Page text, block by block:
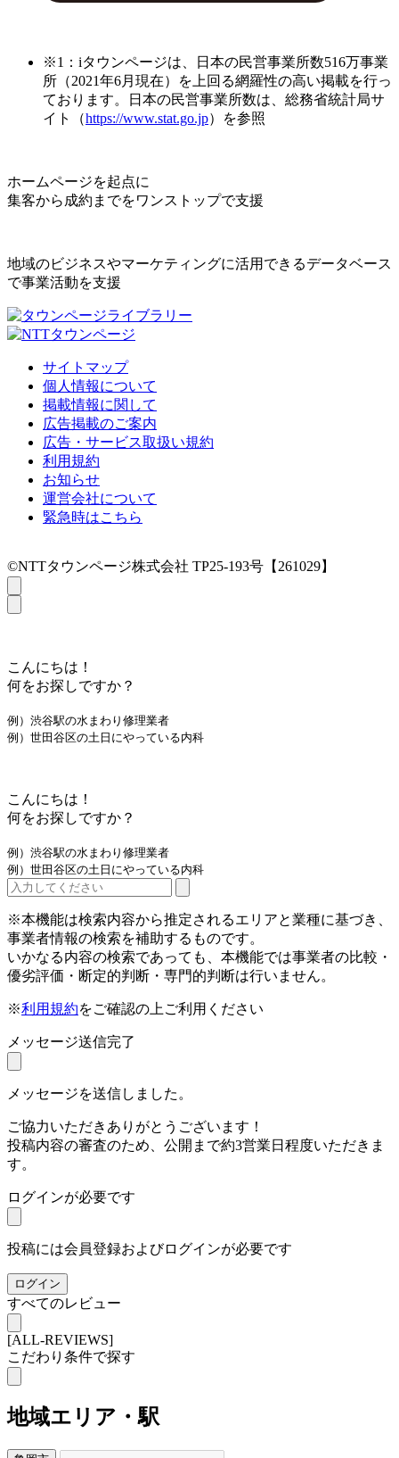
※1：iタウンページは、日本の民営事業所数516万事業
所（2021年6月現在）を上回る網羅性の高い掲載を行っ
ております。日本の民営事業所数は、総務省統計局サ
イト（https://www.stat.go.jp）を参照
ホームページを起点に
集客から成約までをワンストップで支援
地域のビジネスやマーケティングに活用できるデータベース
で事業活動を支援
サイトマップ
個人情報について
掲載情報に関して
広告掲載のご案内
広告・サービス取扱い規約
利用規約
お知らせ
運営会社について
緊急時はこちら
©NTTタウンページ株式会社 TP25-193号【261029】
こんにちは！
何をお探しですか？
例）渋谷駅の水まわり修理業者
例）世田谷区の土日にやっている内科
こんにちは！
何をお探しですか？
例）渋谷駅の水まわり修理業者
例）世田谷区の土日にやっている内科
※本機能は検索内容から推定されるエリアと業種に基づき、
事業者情報の検索を補助するものです。
いかなる内容の検索であっても、本機能では事業者の比較・
優劣評価・断定的判断・専門的判断は行いません。
※利用規約をご確認の上ご利用ください
メッセージ送信完了
メッセージを送信しました。
ご協力いただきありがとうございます！
投稿内容の審査のため、公開まで約3営業日程度いただきま
す。
ログインが必要です
投稿には会員登録およびログインが必要です
ログイン
すべてのレビュー
[ALL-REVIEWS]
こだわり条件で探す
地域エリア・駅